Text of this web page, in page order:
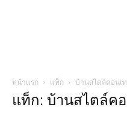
หน้าแรก แท็ก บ้านสไตล์คอนเ
แท็ก: บ้านสไตล์ค